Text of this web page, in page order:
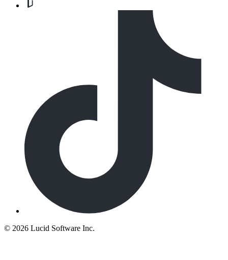
© 2026 Lucid Software Inc.